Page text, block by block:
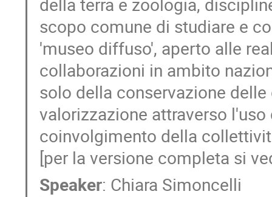
scopo comune di studiare e
'museo diffuso', aperto alle
collaborazioni in ambito
solo della conservazione
valorizzazione attraverso
coinvolgimento della
[per la versione completa si
Speaker: Chiara Simoncelli